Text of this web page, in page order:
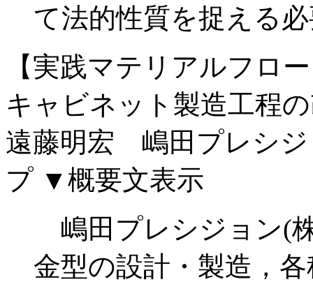
て法的性質を捉える
【実践マテリアルフロ
キャビネット製造工程
遠藤明宏 嶋田プレシジ
プ ▼概要文表示
嶋田プレシジョン(
金型の設計・製造，